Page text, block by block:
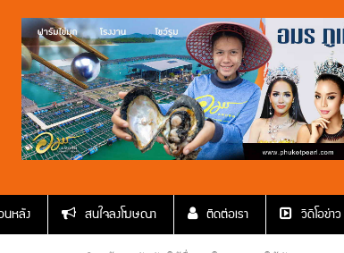
หลัง สนใจลงโฆษณา ติดต่อเรา วีดีโอข่าว